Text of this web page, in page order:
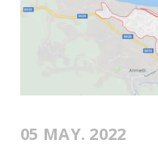
05 MAY. 2022